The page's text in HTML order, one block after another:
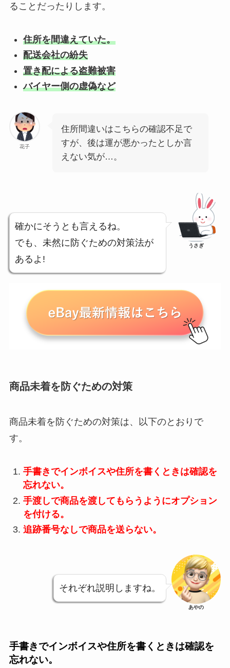
ることだったりします。
住所を間違えていた。
配送会社の紛失
置き配による盗難被害
バイヤー側の虚偽など
花子
住所間違いはこちらの確認不足で
すが、後は運が悪かったとしか言
えない気が…。
確かにそうとも言えるね。
でも、未然に防ぐための対策法が
あるよ!
うさぎ
商品未着を防ぐための対策
商品未着を防ぐための対策は、以下のとおりで
す。
手書きでインボイスや住所を書くときは確認を
忘れない。
手渡しで商品を渡してもらうようにオプション
を付ける。
追跡番号なしで商品を送らない。
それぞれ説明しますね。
あやの
手書きでインボイスや住所を書くときは確認を
忘れない。